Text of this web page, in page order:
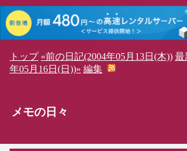
トップ «前の日記(2004年05月13日(木)) 最
年05月16日(日))» 編集
メモの日々